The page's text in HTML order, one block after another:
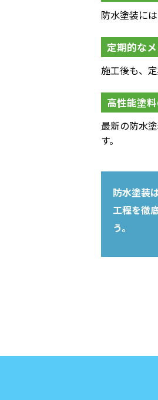
防水塗装に
定期的な
施工後も、
高性能塗
最新の防水
す。
防水塗装
工程を徹
う。